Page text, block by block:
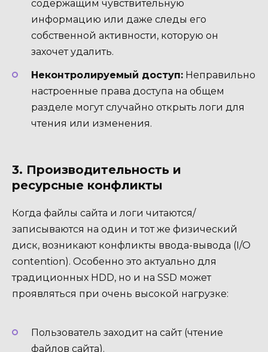
содержащим чувствительную
информацию или даже следы его
собственной активности, которую он
захочет удалить.
Неконтролируемый доступ: Неправильно
настроенные права доступа на общем
разделе могут случайно открыть логи для
чтения или изменения.
3. Производительность и
ресурсные конфликты
Когда файлы сайта и логи читаются/
записываются на один и тот же физический
диск, возникают конфликты ввода-вывода (I/O
contention). Особенно это актуально для
традиционных HDD, но и на SSD может
проявляться при очень высокой нагрузке:
Пользователь заходит на сайт (чтение
файлов сайта).